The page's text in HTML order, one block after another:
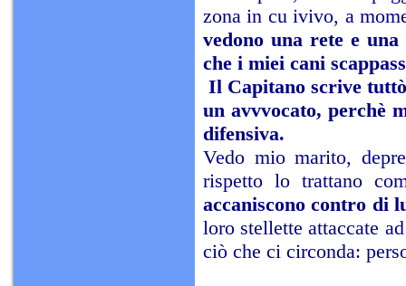
zona in cu ivivo, a
vedono una rete e
che i miei cani
Il Capitano scrive
un avvvocato, perchè
difensiva.
Vedo mio marito,
rispetto lo trattano
accaniscono contro di
loro stellette attaccate
ciò che ci circonda: